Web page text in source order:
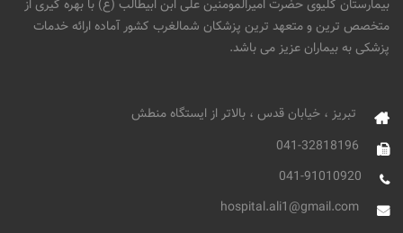
بیمارستان کلیوی حضرت امیرالمومنین علی ابن ابیطالب (ع) با بهره گیری از
متخصص ترین و متعهد ترین پزشکان شمالغرب کشور آماده ارائه خدمات
پزشکی به بیماران عزیز می باشد.
تبریز ، خیابان قدس ، بالاتر از ایستگاه منطش
041-32818196
041-91010920
hospital.ali1@gmail.com